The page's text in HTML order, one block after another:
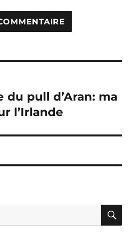
du pull d’Aran: ma
l’Irlande